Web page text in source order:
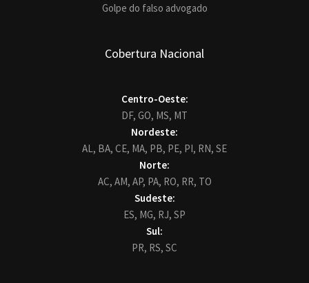
Golpe do falso advogado
Cobertura Nacional
Centro-Oeste:
DF, GO, MS, MT
Nordeste:
AL, BA, CE, MA, PB, PE, PI, RN, SE
Norte:
AC, AM, AP, PA, RO, RR, TO
Sudeste:
ES, MG, RJ, SP
Sul:
PR, RS, SC